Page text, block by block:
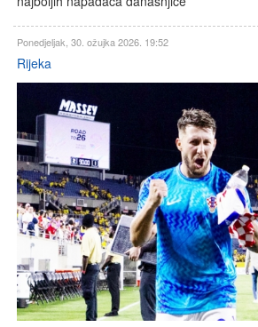
Ponedjeljak, 30. ožujka 2026. 19:52
Rijeka